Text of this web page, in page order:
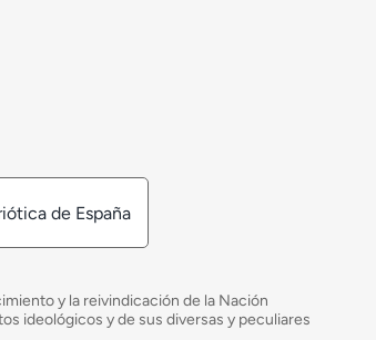
de España
y la reivindicación de la Nación
ideológicos y de sus diversas y peculiares